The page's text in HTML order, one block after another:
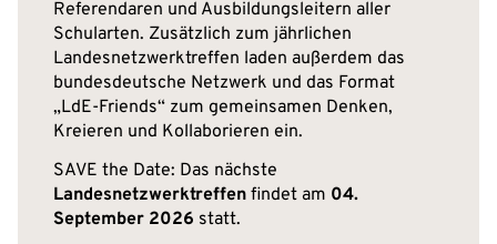
Referendaren und Ausbildungsleitern aller
Schularten. Zusätzlich zum jährlichen
Landesnetzwerktreffen laden außerdem das
bundesdeutsche Netzwerk und das Format
„LdE-Friends“ zum gemeinsamen Denken,
Kreieren und Kollaborieren ein.
SAVE the Date: Das nächste
Landesnetzwerktreffen findet am 04.
September 2026 statt.